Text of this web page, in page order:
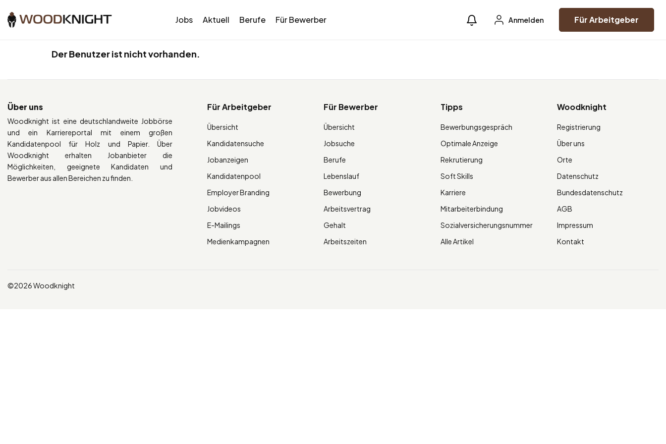
Jobs Aktuell Berufe Für Bewerber Anmelden Für Arbeitgeber
Der Benutzer ist nicht vorhanden.
Über uns
Woodknight ist eine deutschlandweite Jobbörse
und ein Karriereportal mit einem großen
Kandidatenpool für Holz und Papier. Über
Woodknight erhalten Jobanbieter die
Möglichkeiten, geeignete Kandidaten und
Bewerber aus allen Bereichen zu finden.
Für Arbeitgeber
Übersicht
Kandidatensuche
Jobanzeigen
Kandidatenpool
Employer Branding
Jobvideos
E-Mailings
Medienkampagnen
Für Bewerber
Übersicht
Jobsuche
Berufe
Lebenslauf
Bewerbung
Arbeitsvertrag
Gehalt
Arbeitszeiten
Tipps
Bewerbungsgespräch
Optimale Anzeige
Rekrutierung
Soft Skills
Karriere
Mitarbeiterbindung
Sozialversicherungsnummer
Alle Artikel
Woodknight
Registrierung
Über uns
Orte
Datenschutz
Bundesdatenschutz
AGB
Impressum
Kontakt
©2026 Woodknight